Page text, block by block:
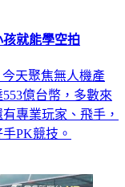
就能學空拍
天聚焦無人機產
億台幣，多數來
專業玩家、飛手，
PK競技。